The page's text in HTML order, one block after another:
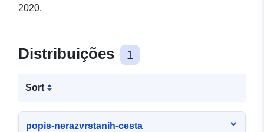
2020.
Distribuições 1
Sort
popis-nerazvrstanih-cesta